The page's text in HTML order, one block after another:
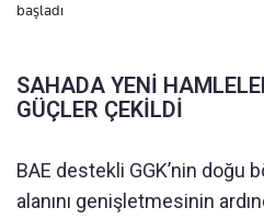
başladı
SAHADA YENİ
GÜÇLER ÇEKİLDİ
BAE destekli GGK’nin doğu
alanını genişletmesinin